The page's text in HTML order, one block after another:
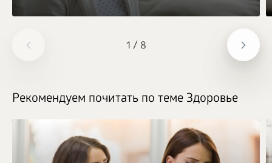
1 / 8
Рекомендуем почитать по теме Здоровье